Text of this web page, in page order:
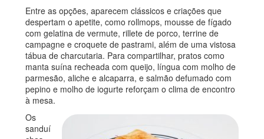
Entre as opções, aparecem clássicos e criações que
despertam o apetite, como rollmops, mousse de fígado
com gelatina de vermute, rillete de porco, terrine de
campagne e croquete de pastrami, além de uma vistosa
tábua de charcutaria. Para compartilhar, pratos como
manta suína recheada com queijo, língua com molho de
parmesão, aliche e alcaparra, e salmão defumado com
pepino e molho de iogurte reforçam o clima de encontro
à mesa.
Os
sanduí